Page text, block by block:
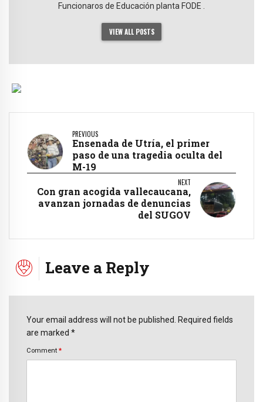
Funcionaros de Educación planta FODE .
VIEW ALL POSTS
PREVIOUS
Ensenada de Utría, el primer
paso de una tragedia oculta del
M-19
NEXT
Con gran acogida vallecaucana,
avanzan jornadas de denuncias
del SUGOV
Leave a Reply
Your email address will not be published. Required fields
are marked *
Comment *